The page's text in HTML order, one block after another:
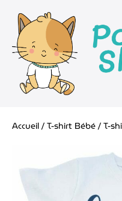
contenu
Accueil/T-shirt Bébé/ T-